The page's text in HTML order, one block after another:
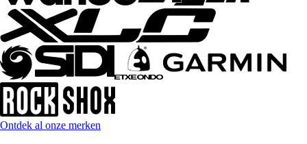
Ontdek al onze merken